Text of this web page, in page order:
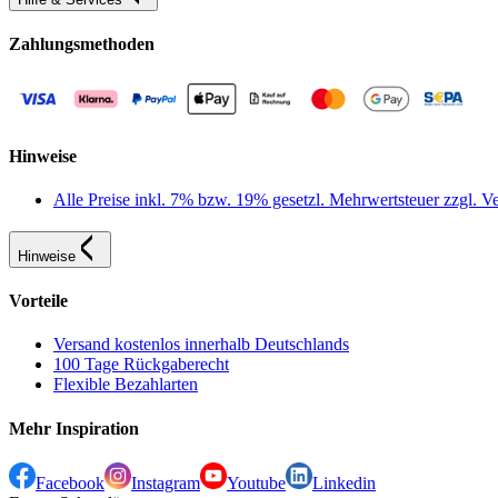
Zahlungsmethoden
Hinweise
Alle Preise inkl. 7% bzw. 19% gesetzl. Mehrwertsteuer zzgl.
Hinweise
Vorteile
Versand kostenlos innerhalb Deutschlands
100 Tage Rückgaberecht
Flexible Bezahlarten
Mehr Inspiration
Facebook Instagram Youtube
Linkedin